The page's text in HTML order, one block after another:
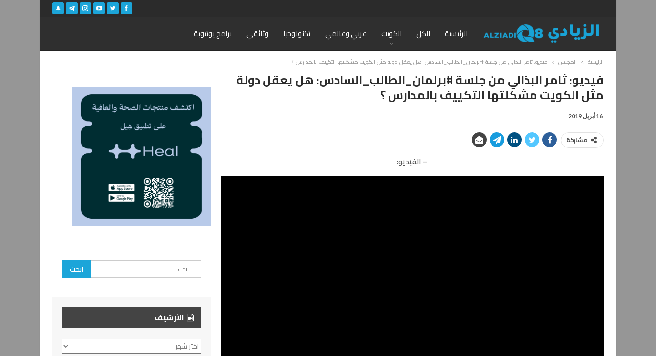
الرئيسية الكل الكويت عربي وعالمي تكنولوجيا وثائقي برامج يوتيوبة
الرئيسية المجلس فيديو: ثامر البذالي من جلسة #برلمان_الطالب_السادس: هل يعقل دولة مثل الكويت مشكلتها التكييف بالمدارس ؟
فيديو: ثامر البذالي من جلسة #برلمان_الطالب_السادس: هل يعقل دولة
مثل الكويت مشكلتها التكييف بالمدارس ؟
16 أبريل 2019
مشاركة
– الفيديو:
الأرشيف
الأرشيف